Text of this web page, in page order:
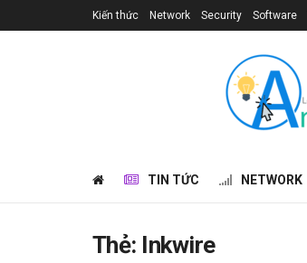
Kiến thức Network Security Software
TIN TỨC NETWORK
Thẻ: Inkwire